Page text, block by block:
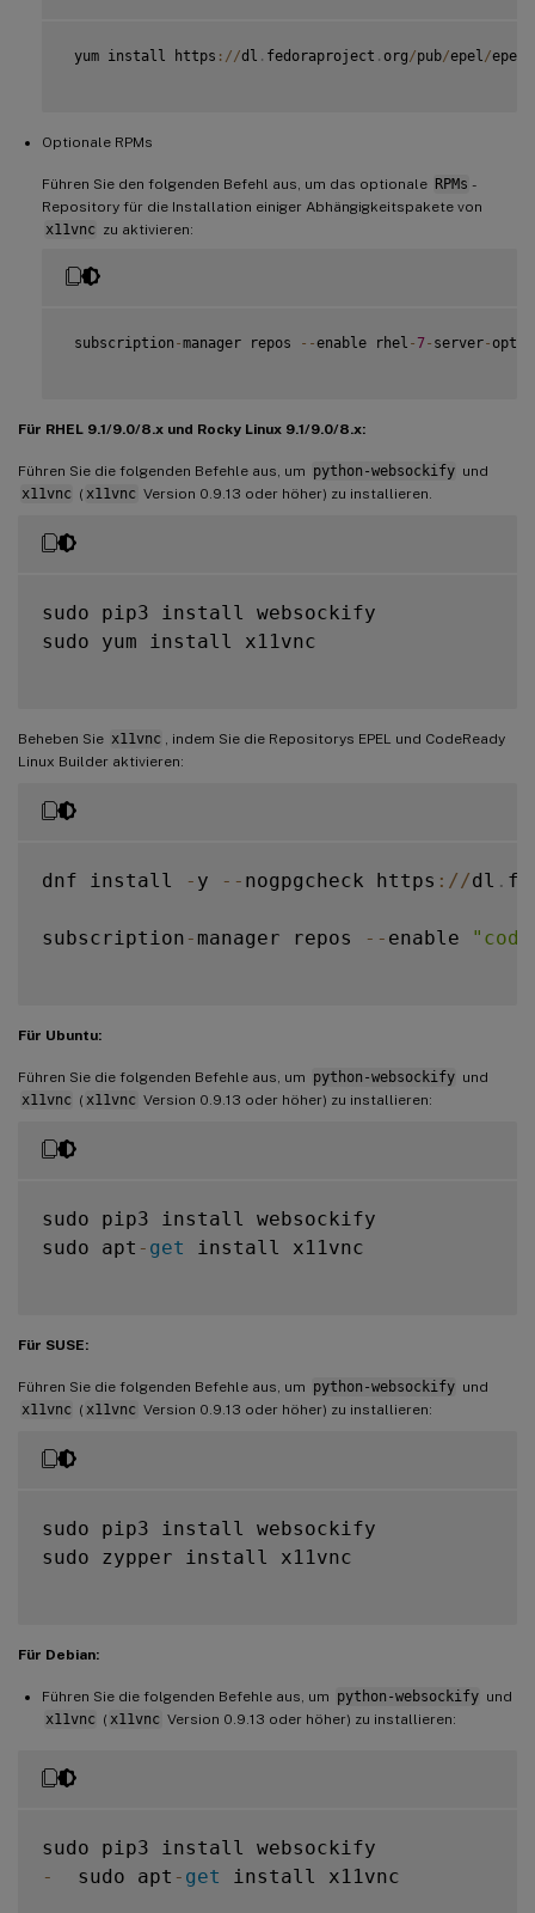
yum install https : //dl . fedoraproject . org/pub/epel /epel
Optionale RPMs
Führen Sie den folgenden Befehl aus, um das optionale RPMs -
Repository für die Installation einiger Abhängigkeitspakete von
x11vnc zu aktivieren:
subscription -manager repos --enable rhel - 7- server-
Für RHEL 9.1/9.0/8.x und Rocky Linux 9.1/9.0/8.x:
Führen Sie die folgenden Befehle aus, um python-websockify und
x11vnc ( x11vnc Version 0.9.13 oder höher) zu installieren.
sudo pip3 install websockify
sudo yum install x11vnc
Beheben Sie x11vnc
, indem Sie die Repositorys EPEL und CodeReady
Linux Builder aktivieren:
dnf install - y -- nogpgcheck https : / /dl .
subscription - manager repos -- enable
Für Ubuntu:
Führen Sie die folgenden Befehle aus, um python-websockify und
x11vnc ( x11vnc Version 0.9.13 oder höher) zu installieren:
sudo pip3 install websockify
sudo apt - get install x11vnc
Für SUSE:
Führen Sie die folgenden Befehle aus, um python-websockify und
x11vnc ( x11vnc Version 0.9.13 oder höher) zu installieren:
sudo pip3 install websockify
sudo zypper install x11vnc
Für Debian:
Führen Sie die folgenden Befehle aus, um python-websockify und
x11vnc ( x11vnc Version 0.9.13 oder höher) zu installieren:
-
  sudo apt
- get install x11vnc